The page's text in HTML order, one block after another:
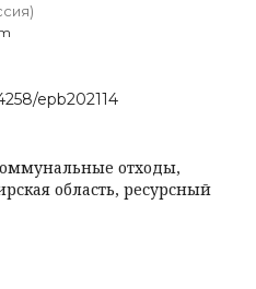
epb202114
отходы,
область, ресурсный